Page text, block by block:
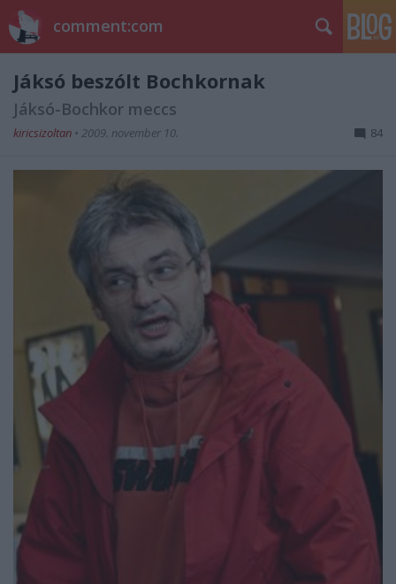
comment:com
Jáksó beszólt Bochkornak
Jáksó-Bochkor meccs
kiricsizoltan • 2009. november 10. 84